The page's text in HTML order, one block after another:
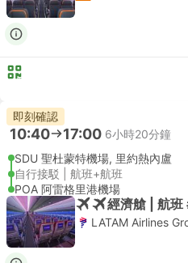
即刻確認
10:40 17:00 6小時20分鐘
SDU 聖杜蒙特機場, 里約熱內盧
自行接駁 | 航班+航班
POA 阿雷格里港機場
經濟艙 | 航
LATAM Airlines